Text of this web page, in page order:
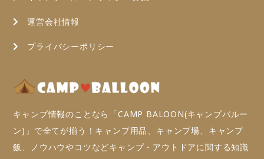
運営会社情報
プライバシーポリシー
キャンプ情報のことなら「CAMP BALOON(キャンプバルー
ン)」で全てが揃う！キャンプ用品、キャンプ場、キャンプ
飯、ノウハウやコツなどキャンプ・アウトドアに関する知識